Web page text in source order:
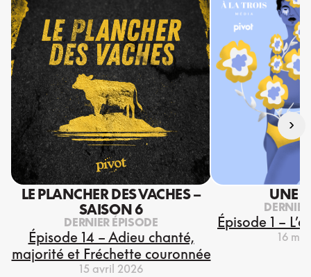
LE PLANCHER DES VACHES –
SAISON 6
DERNIER ÉPISODE
Épisode 14 – Adieu chanté,
majorité et Fréchette couronnée
15 avril 2026
UNE
Épisode 1 –
16
›